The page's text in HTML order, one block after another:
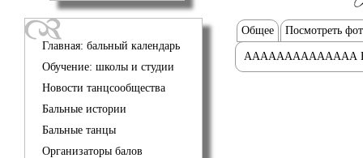
Главная: бальный календарь
Обучение: школы и студии
Новости танцсообщества
Бальные истории
Бальные танцы
Организаторы балов
Общее Посмотреть
АААААААААААААА